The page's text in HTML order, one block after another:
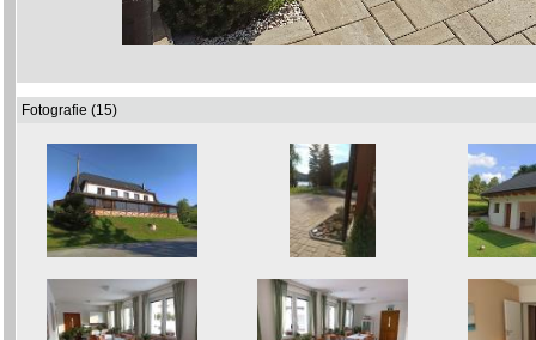
Fotografie (15)